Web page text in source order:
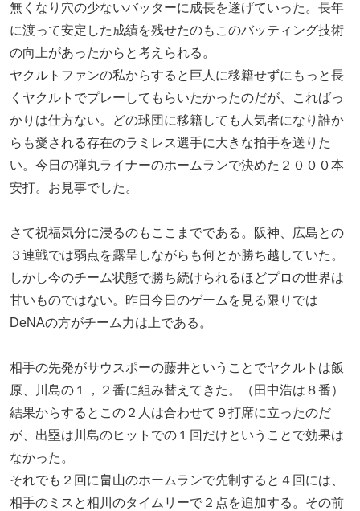
無くなり穴の少ないバッターに成長を遂げていった。長年
に渡って安定した成績を残せたのもこのバッティング技術
の向上があったからと考えられる。
ヤクルトファンの私からすると巨人に移籍せずにもっと長
くヤクルトでプレーしてもらいたかったのだが、こればっ
かりは仕方ない。どの球団に移籍しても人気者になり誰か
らも愛される存在のラミレス選手に大きな拍手を送りた
い。今日の弾丸ライナーのホームランで決めた２０００本
安打。お見事でした。
さて祝福気分に浸るのもここまでである。阪神、広島との
３連戦では弱点を露呈しながらも何とか勝ち越していた。
しかし今のチーム状態で勝ち続けられるほどプロの世界は
甘いものではない。昨日今日のゲームを見る限りでは
DeNAの方がチーム力は上である。
相手の先発がサウスポーの藤井ということでヤクルトは飯
原、川島の１，２番に組み替えてきた。（田中浩は８番）
結果からするとこの２人は合わせて９打席に立ったのだ
が、出塁は川島のヒットでの１回だけということで効果は
なかった。
それでも２回に畠山のホームランで先制すると４回には、
相手のミスと相川のタイムリーで２点を追加する。その前